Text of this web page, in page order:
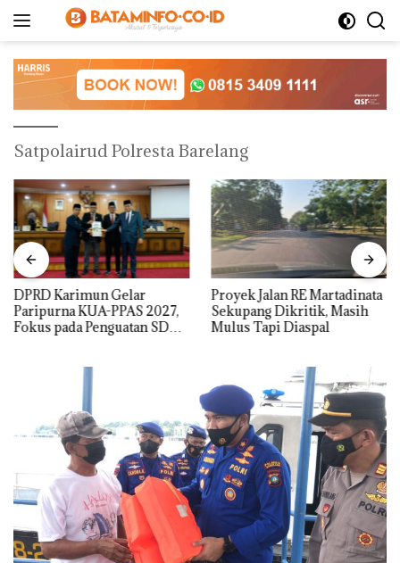
Satpolairud Polresta Barelang
DPRD Karimun Gelar
Paripurna KUA-PPAS 2027,
Fokus pada Penguatan SDM,
Proyek Jalan RE Martadinata
Sekupang Dikritik, Masih
Mulus Tapi Diaspal